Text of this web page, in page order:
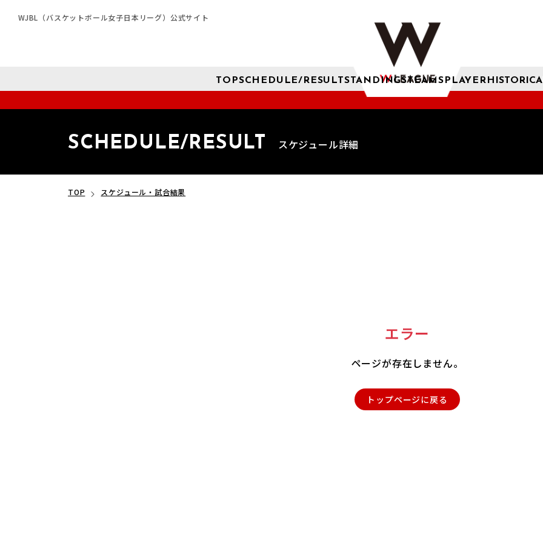
WJBL（バスケットボール女子日本リーグ）公式サイト
TOPSCHEDULE/RESULTSTANDINGSTEAMSPLAYER
SCHEDULE/RESULT スケジュール詳細
TOP スケジュール・試合結果
エラー
ページが存在しません。
トップページに戻る